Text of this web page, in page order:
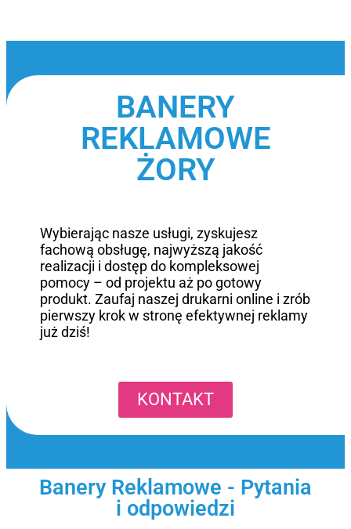
BANERY
REKLAMOWE
ŻORY
Wybierając nasze usługi, zyskujesz
fachową obsługę, najwyższą jakość
realizacji i dostęp do kompleksowej
pomocy – od projektu aż po gotowy
produkt. Zaufaj naszej drukarni online i zrób
pierwszy krok w stronę efektywnej reklamy
już dziś!
KONTAKT
Banery Reklamowe - Pytania
i odpowiedzi